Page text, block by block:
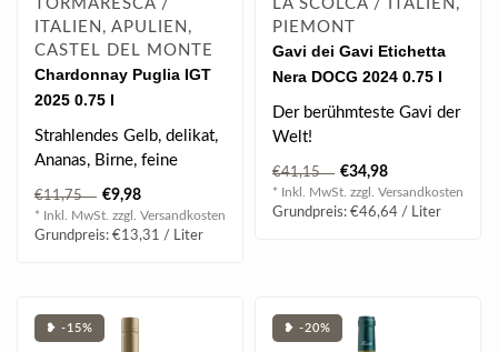
TORMARESCA /
ITALIEN, APULIEN,
CASTEL DEL MONTE
Chardonnay Puglia IGT
2025 0.75 l
Strahlendes Gelb, delikat,
Ananas, Birne, feine
Honignoten, vollmundig,
finessen..
€11,75 €9,98
* Inkl. MwSt. zzgl. Versandkosten
Grundpreis: €13,31 / Liter
LA SCOLCA / ITALIEN,
PIEMONT
Gavi dei Gavi Etichetta
Nera DOCG 2024 0.75 l
Der berühmteste Gavi der
Welt!
Stars wie Elton John, Tom
Cruise, Boris Becke..
€41,15 €34,98
* Inkl. MwSt. zzgl. Versandkosten
Grundpreis: €46,64 / Liter
❥ -15% ❥ -20%